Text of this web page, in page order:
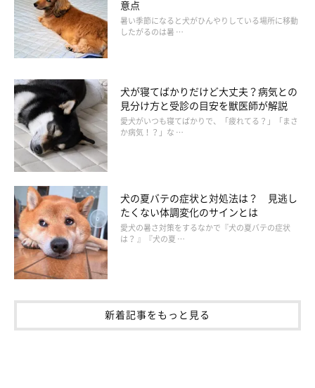
意点
暑い季節になると犬がひんやりしている場所に移動
したがるのは暑 …
犬が寝てばかりだけど大丈夫？病気との
見分け方と受診の目安を獣医師が解説
愛犬がいつも寝てばかりで、「疲れてる？」「まさ
か病気！？」な …
犬の夏バテの症状と対処法は？ 見逃し
たくない体調変化のサインとは
愛犬の暑さ対策をするなかで『犬の夏バテの症状
は？ 』『犬の夏 …
新着記事をもっと見る